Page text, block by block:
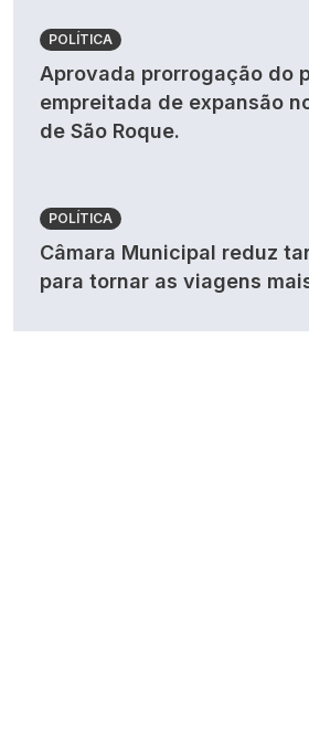
POLÍTICA
Aprovada prorrogação do
empreitada de expansão
de São Roque.
POLÍTICA
Câmara Municipal reduz
para tornar as viagens